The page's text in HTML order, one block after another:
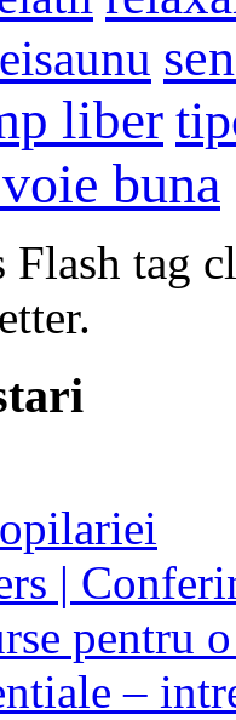
liber
buna
Flash tag
|
pentru
–